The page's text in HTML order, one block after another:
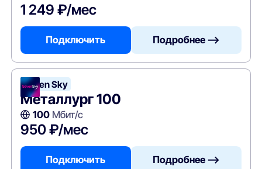
1 249 ₽/мес
Подключить Подробнее —>
Seven Sky
Металлург 100
100Мбит/с
950 ₽/мес
Подключить Подробнее —>